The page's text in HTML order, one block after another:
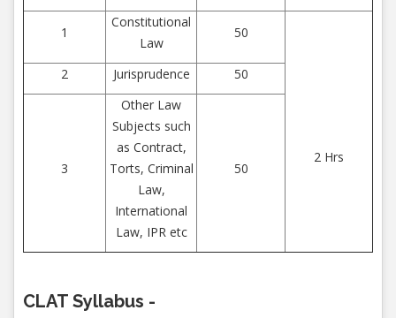
1
Constitutional
Law
50
2 Hrs
2 Jurisprudence 50
3
Other Law
Subjects such
as Contract,
Torts, Criminal
Law,
International
Law, IPR etc
50
CLAT Syllabus -